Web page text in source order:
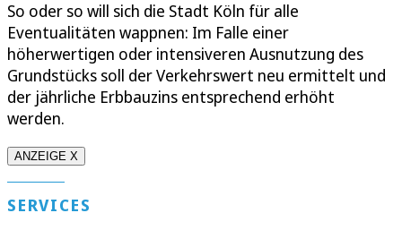
So oder so will sich die Stadt Köln für alle
Eventualitäten wappnen: Im Falle einer
höherwertigen oder intensiveren Ausnutzung des
Grundstücks soll der Verkehrswert neu ermittelt und
der jährliche Erbbauzins entsprechend erhöht
werden.
ANZEIGE X
SERVICES